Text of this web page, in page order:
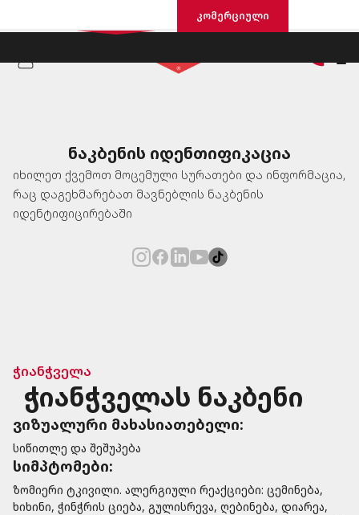
კომერციული
ნაკბენის იდენთიფიკაცია
იხილეთ ქვემოთ მოცემული სურათები და ინფორმაცია,
რაც დაგეხმარებათ მავნებლის ნაკბენის
იდენტიფიცირებაში
ჭიანჭველა
ჭიანჭველას ნაკბენი
ვიზუალური მახასიათებელი:
სიწითლე და შეშუპება
სიმპტომები:
ზომიერი ტკივილი. ალერგიული რეაქციები: ცემინება,
ხიხინი, ჭინჭრის ციება, გულისრევა, ღებინება, დიარეა,